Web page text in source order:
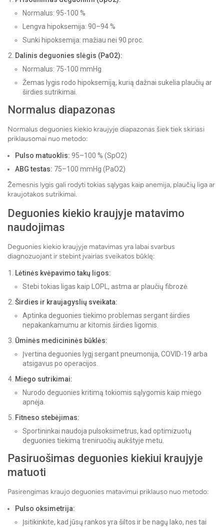
Normalus: 95-100 %
Lengva hipoksemija: 90–94 %
Sunki hipoksemija: mažiau nei 90 proc.
Dalinis deguonies slėgis (PaO2):
Normalus: 75-100 mmHg
Žemas lygis rodo hipoksemiją, kurią dažnai sukelia plaučių ar
širdies sutrikimai.
Normalus diapazonas
Normalus deguonies kiekio kraujyje diapazonas šiek tiek skiriasi
priklausomai nuo metodo:
Pulso matuoklis: 95–100 % (SpO2)
ABG testas: 75–100 mmHg (PaO2)
Žemesnis lygis gali rodyti tokias sąlygas kaip anemija, plaučių liga ar
kraujotakos sutrikimai.
Deguonies kiekio kraujyje matavimo
naudojimas
Deguonies kiekio kraujyje matavimas yra labai svarbus
diagnozuojant ir stebint įvairias sveikatos būklę:
Lėtinės kvėpavimo takų ligos:
Stebi tokias ligas kaip LOPL, astma ar plaučių fibrozė.
Širdies ir kraujagyslių sveikata:
Aptinka deguonies tiekimo problemas sergant širdies
nepakankamumu ar kitomis širdies ligomis.
Ūminės medicininės būklės:
Įvertina deguonies lygį sergant pneumonija, COVID-19 arba
atsigavus po operacijos.
Miego sutrikimai:
Nurodo deguonies kritimą tokiomis sąlygomis kaip miego
apnėja.
Fitneso stebėjimas:
Sportininkai naudoja pulsoksimetrus, kad optimizuotų
deguonies tiekimą treniruočių aukštyje metu.
Pasiruošimas deguonies kiekiui kraujyje
matuoti
Pasirengimas kraujo deguonies matavimui priklauso nuo metodo:
Pulso oksimetrija:
Įsitikinkite, kad jūsų rankos yra šiltos ir be nagų lako, nes tai